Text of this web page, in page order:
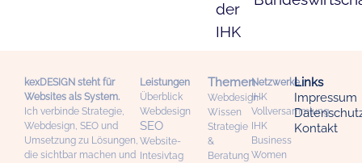
kexDESIGN steht für
Websites als System.
Ich verbinde Strategie,
Webdesign, SEO und
Umsetzung zu Lösungen,
die sichtbar machen und
Leistungen
Überblick
Webdesign
SEO
Website-
Intesivtag
Themen
Webdesign-
Wissen
Strategie
&
Beratung
Netzwerke
IHK
Vollversammlung
IHK
Business
Women
Links
Impressum
Kontakt